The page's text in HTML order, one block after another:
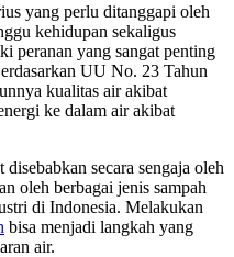
yang perlu ditanggapi oleh
kehidupan sekaligus
peranan yang sangat penting
UU No. 23 Tahun
kualitas air akibat
ke dalam air akibat
secara sengaja oleh
oleh berbagai jenis sampah
di Indonesia. Melakukan
bisa menjadi langkah yang
air.